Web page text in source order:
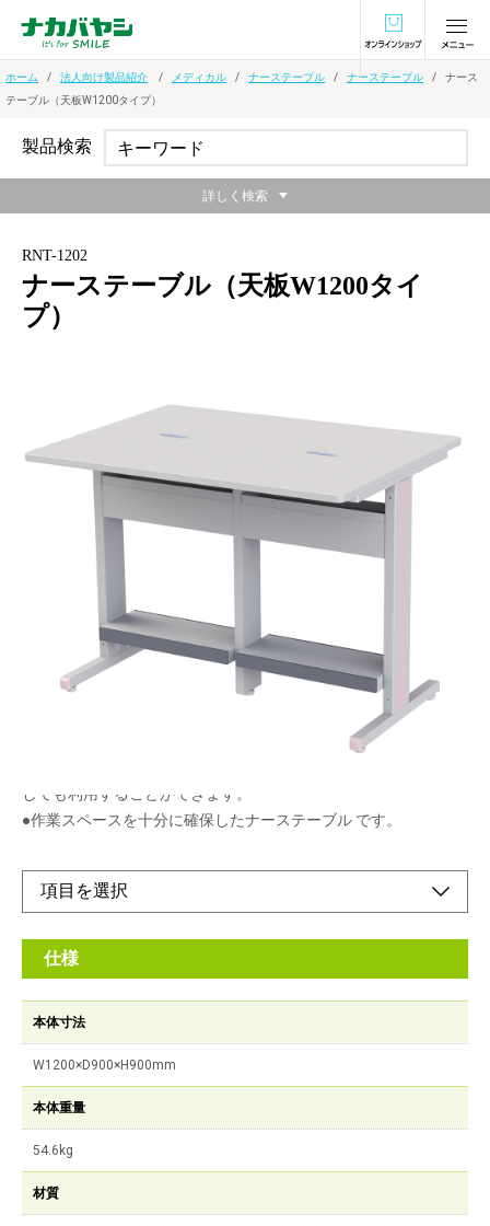
オンラインショ
ホーム 法人向け製品紹介 メディカル ナーステーブル ナーステーブル
ナース
テーブル（天板W1200タイプ）
RNT-1202
ナーステーブル（天板W1200タイ
プ）
電源取りがキレイにできる天板埋め込み型の電源
コンセントとコードダクト機能が標準装備。
メーカー希望小売価格：
¥160,000+ 税
●天板埋め込み型の電源コンセントが標準装備。
（電源取りに市販のOAタップが必要です。）
●市販OAタップを天板下に収納出来る収納ボックス付き
しても利用することができます。
●作業スペースを十分に確保したナーステーブル です。
仕様
本体寸法
W1200×D900×H900mm
本体重量
54.6kg
材質
製品検索
詳しく検索